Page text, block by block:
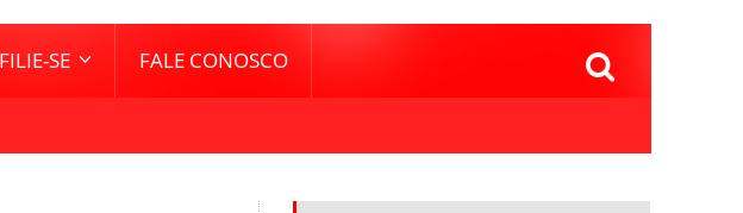
FILIE-SE FALE CONOSCO